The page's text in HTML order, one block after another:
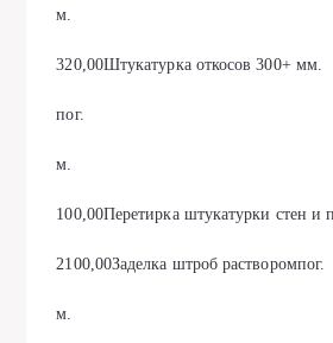
м.
320,00Штукатурка откосов 300+ мм.
пог.
м.
100,00Перетирка штукатурки стен и
2100,00Заделка штроб растворомпог.
м.